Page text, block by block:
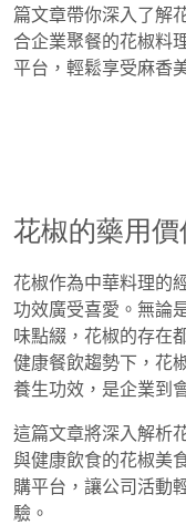
篇文章帶你深入了解
合企業聚餐的花椒料
平台，輕鬆享受麻香
花椒的藥用
花椒作為中華料理的
功效廣受喜愛。無論
味點綴 ，花椒的存在
健康餐飲趨勢下，花
養生功效，是企業到
這篇文章將深入解析
與健康飲食的花椒美
購平台 ，讓公司活動
驗。